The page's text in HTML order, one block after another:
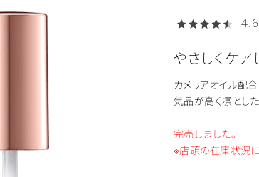
4.6
やさしくケ
カメリアオイル配合
気品が高く凛とし
完売しました。
※店頭の在庫状況に